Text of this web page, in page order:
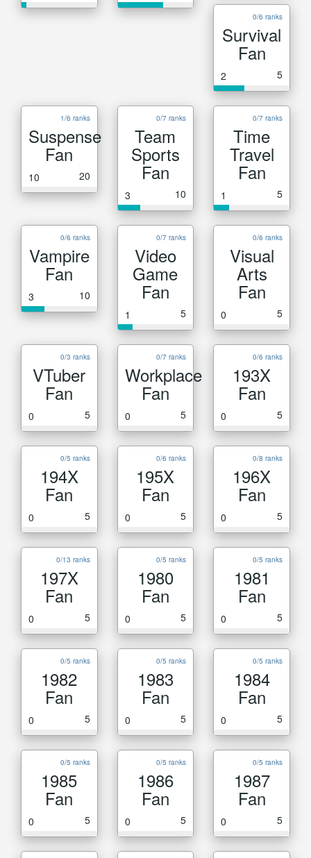
0/6 ranks
Survival
Fan
2 5
1/6 ranks
Suspense
Fan
10 20
0/7 ranks
Team
Sports
Fan
3 10
0/7 ranks
Time
Travel
Fan
1 5
0/6 ranks
Vampire
Fan
3 10
0/7 ranks
Video
Game
Fan
1 5
0/6 ranks
Visual
Arts
Fan
0 5
0/3 ranks
VTuber
Fan
0 5
0/7 ranks
Workplace
Fan
0 5
0/6 ranks
193X
Fan
0 5
0/5 ranks
194X
Fan
0 5
0/6 ranks
195X
Fan
0 5
0/8 ranks
196X
Fan
0 5
0/13 ranks
197X
Fan
0 5
0/5 ranks
1980
Fan
0 5
0/5 ranks
1981
Fan
0 5
0/5 ranks
1982
Fan
0 5
0/5 ranks
1983
Fan
0 5
0/5 ranks
1984
Fan
0 5
0/5 ranks
1985
Fan
0 5
0/5 ranks
1986
Fan
0 5
0/5 ranks
1987
Fan
0 5